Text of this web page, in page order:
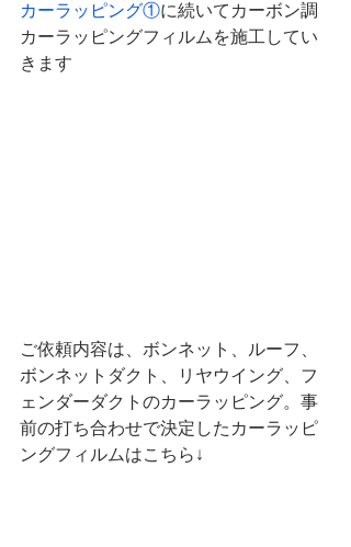
カーラッピング①に続いてカーボン調
カーラッピングフィルムを施工してい
きます
ご依頼内容は、ボンネット、ルーフ、
ボンネットダクト、リヤウイング、フ
ェンダーダクトのカーラッピング。事
前の打ち合わせで決定したカーラッピ
ングフィルムはこちら↓